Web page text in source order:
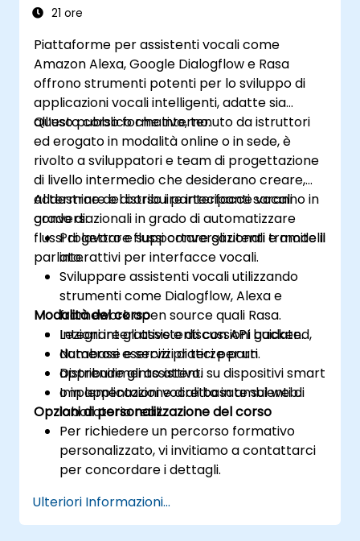
21 ore
Piattaforme per assistenti vocali come
Amazon Alexa, Google Dialogflow e Rasa
offrono strumenti potenti per lo sviluppo di
applicazioni vocali intelligenti, adatte sia
all’uso pubblico che interno.
Questo corso formativo, tenuto da istruttori
ed erogato in modalità online o in sede, è
rivolto a sviluppatori e team di progettazione
di livello intermedio che desiderano creare,
addestrare e distribuire interfacce vocali
conversazionali in grado di automatizzare
flussi di lavoro e supportare gli utenti tramite il
parlato.
Al termine del corso i partecipanti saranno in
grado di:
Progettare flussi conversazionali e modelli
interattivi per interfacce vocali.
Sviluppare assistenti vocali utilizzando
strumenti come Dialogflow, Alexa e
framework open source quali Rasa.
Integrare gli assistenti con API backend,
database e servizi di terze parti.
Distribuire gli assistenti su dispositivi smart
o in applicazioni vocali basate sul web.
Modalità del corso
Lezioni interattive e discussioni guidate.
Numerosi esercizi pratici per un
apprendimento attivo.
Implementazione diretta in ambienti di
laboratorio reali.
Opzioni di personalizzazione del corso
Per richiedere un percorso formativo
personalizzato, vi invitiamo a contattarci
per concordare i dettagli.
Ulteriori Informazioni...